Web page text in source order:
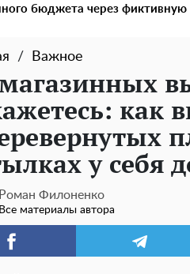
бюджета через
Важное
как
у себя
Роман Филоненко
Все материалы автора